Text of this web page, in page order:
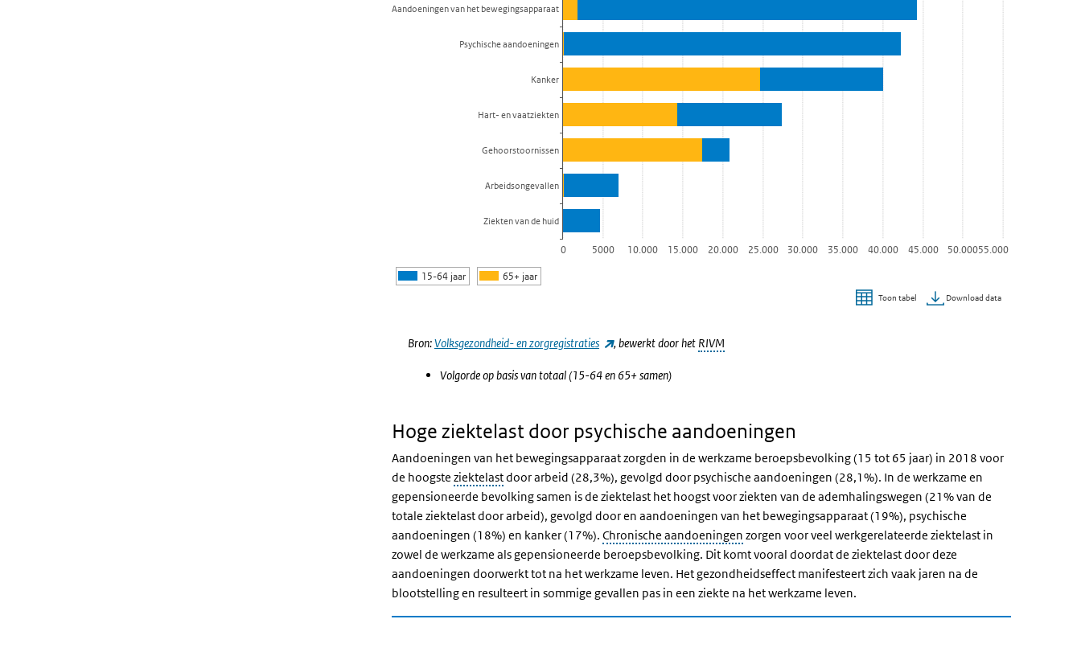
De grafiek heeft 1 Y-as die values weergeeft.
15-64 jaar 65+ jaar
0 5000 10.000 15.000 20.000 25.000 30.000 35.000 40.000 45.000 50.00055.000
Aandoeningen van het bewegingsapparaat
Psychische aandoeningen
Kanker
Hart- en vaatziekten
Gehoorstoornissen
Arbeidsongevallen
Ziekten van de huid
Toon tabel Download data
Bron:Volksgezondheid- en zorgregistraties (externe link)
, bewerkt door het RIVM
Volgorde op basis van totaal (15-64 en 65+ samen)
Hoge ziektelast door psychische aandoeningen
Aandoeningen van het bewegingsapparaat zorgden in de werkzame beroepsbevolking (15 tot 65 jaar) in 2018 voor
de hoogste ziektelastdoor arbeid (28,3%), gevolgd door psychische aandoeningen (28,1%). In de werkzame en
gepensioneerde bevolking samen is de ziektelast het hoogst voor ziekten van de ademhalingswegen (21% van de
totale ziektelast door arbeid), gevolgd door en aandoeningen van het bewegingsapparaat (19%), psychische
aandoeningen (18%) en kanker (17%). Chronische aandoeningen zorgen voor veel werkgerelateerde ziektelast in
zowel de werkzame als gepensioneerde beroepsbevolking. Dit komt vooral doordat de ziektelast door deze
aandoeningen doorwerkt tot na het werkzame leven. Het gezondheidseffect manifesteert zich vaak jaren na de
blootstelling en resulteert in sommige gevallen pas in een ziekte na het werkzame leven.